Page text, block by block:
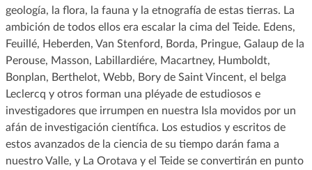
geología, la flora, la fauna y la etnografía de estas tierras. La
ambición de todos ellos era escalar la cima del Teide. Edens,
Feuillé, Heberden, Van Stenford, Borda, Pringue, Galaup de la
Perouse, Masson, Labillardiére, Macartney, Humboldt,
Bonplan, Berthelot, Webb, Bory de Saint Vincent, el belga
Leclercq y otros forman una pléyade de estudiosos e
investigadores que irrumpen en nuestra Isla movidos por un
afán de investigación científica. Los estudios y escritos de
estos avanzados de la ciencia de su tiempo darán fama a
nuestro Valle, y La Orotava y el Teide se convertirán en punto